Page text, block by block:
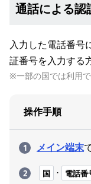
通話による認
入力した電話番号
証番号を入力する
※一部の国では利用
操作手順
メイン端末
国 ⋅ 電話番